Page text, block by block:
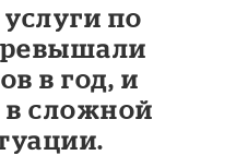
по
в год, и
в сложной